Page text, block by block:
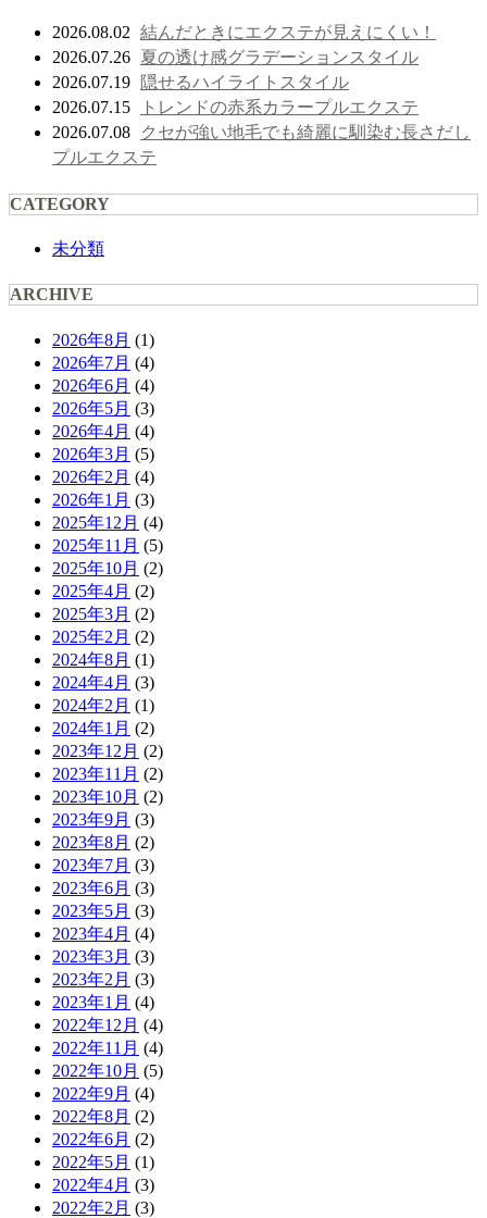
2026.08.02 結んだときにエクステが見えにくい！
2026.07.26 夏の透け感グラデーションスタイル
2026.07.19 隠せるハイライトスタイル
2026.07.15 トレンドの赤系カラープルエクステ
2026.07.08
クセが強い地毛でも綺麗に馴染む長さだし
プルエクステ
CATEGORY
未分類
ARCHIVE
2026年8月 (1)
2026年7月 (4)
2026年6月 (4)
2026年5月 (3)
2026年4月 (4)
2026年3月 (5)
2026年2月 (4)
2026年1月 (3)
2025年12月 (4)
2025年11月 (5)
2025年10月 (2)
2025年4月 (2)
2025年3月 (2)
2025年2月 (2)
2024年8月 (1)
2024年4月 (3)
2024年2月 (1)
2024年1月 (2)
2023年12月 (2)
2023年11月 (2)
2023年10月 (2)
2023年9月 (3)
2023年8月 (2)
2023年7月 (3)
2023年6月 (3)
2023年5月 (3)
2023年4月 (4)
2023年3月 (3)
2023年2月 (3)
2023年1月 (4)
2022年12月 (4)
2022年11月 (4)
2022年10月 (5)
2022年9月 (4)
2022年8月 (2)
2022年6月 (2)
2022年5月 (1)
2022年4月 (3)
2022年2月 (3)